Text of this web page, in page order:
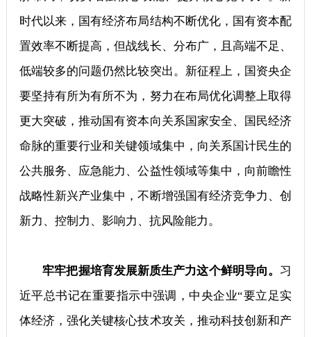
时代以来，国有经济布局结构不断优化，国有资本配
置效率不断提高，但战线长、分布广，且高端不足、
低端较多的问题仍然比较突出。新征程上，国资央企
要坚持有所为有所不为，努力在布局优化调整上取得
更大突破，推动国有资本向关系国家安全、国民经济
命脉的重要行业和关键领域集中，向关系国计民生的
公共服务、应急能力、公益性领域等集中，向前瞻性
战略性新兴产业集中，不断增强国有经济竞争力、创
新力、控制力、影响力、抗风险能力。
牢牢把握培育发展新质生产力这个鲜明导向。 习
近平总书记在重要指示中强调，中央企业“要立足实
体经济，强化关键核心技术攻关，推动科技创新和产